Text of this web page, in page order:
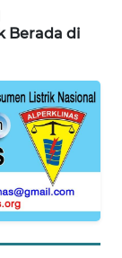
Berada di